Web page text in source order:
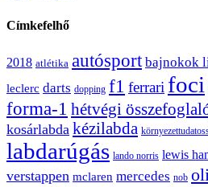
Címkefelhő
2018 atlétika autósport bajnokok
leclerc darts dopping f1 ferrari foci
forma-1 hétvégi
kosárlabda kézilabda
labdarúgás lando norris lewis
verstappen mclaren mercedes nob